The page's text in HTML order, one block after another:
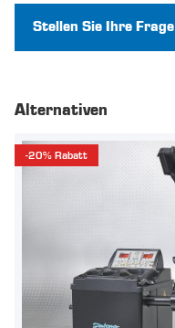
Stellen Sie Ihre Frage
Alternativen
-20% Rabatt